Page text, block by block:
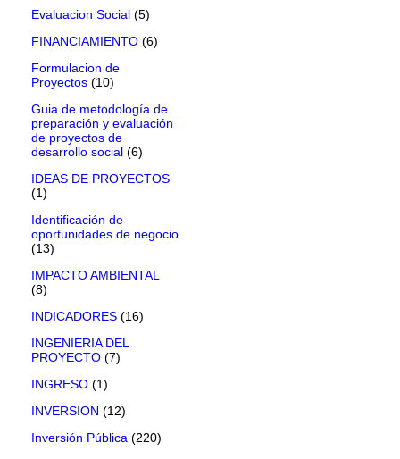
Evaluacion Social (5)
FINANCIAMIENTO (6)
Formulacion de
Proyectos (10)
Guia de metodología de
preparación y evaluación
de proyectos de
desarrollo social (6)
IDEAS DE PROYECTOS
(1)
Identificación de
oportunidades de negocio
(13)
IMPACTO AMBIENTAL
(8)
INDICADORES (16)
INGENIERIA DEL
PROYECTO (7)
INGRESO (1)
INVERSION (12)
Inversión Pública (220)